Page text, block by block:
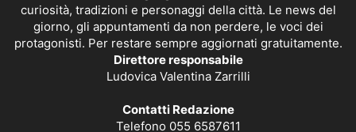
curiosità, tradizioni e personaggi della città. Le news del
giorno, gli appuntamenti da non perdere, le voci dei
protagonisti. Per restare sempre aggiornati gratuitamente.
Direttore responsabile
Ludovica Valentina Zarrilli
Contatti Redazione
Telefono 055 6587611